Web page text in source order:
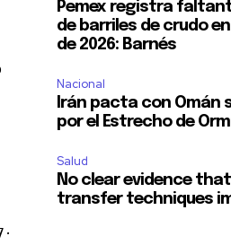
Pemex registra
de barriles de crudo
de 2026: Barnés
Nacional
Irán pacta con Omán
por el Estrecho de
Salud
No clear evidence
transfer techniques